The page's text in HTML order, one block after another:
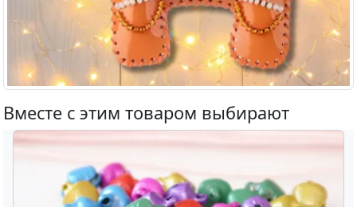
Вместе с этим товаром выбирают